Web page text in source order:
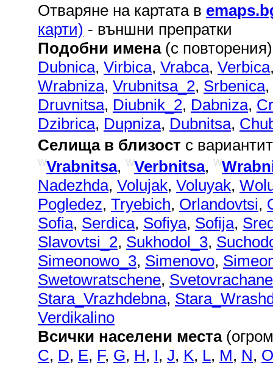
Отваряне на картата в
карти) - външни препратки
Подобни имена(с
Dubnica, Virbica, Vrabca, Verbica
Wrabniza, Vrubnitsa_2, Srbenica,
Druvnitsa, Diubnik_2, Dabniza,
Dzibrica, Dupniza, Dubnitsa,
Селища в близост с
wVrabnitsa, wVerbnitsa, w
Nadezhda, Volujak, Voluyak,
Pogledez, Tryebich, Orlandovtsi,
Sofia, Serdica, Sofiya, Sofija,
Slavovtsi_2, Sukhodol_3,
Simeonowo_3, Simenovo,
Swetowratschene, Svetovrachane
Stara_Vrazhdebna,
Verdikalino
Всички населени места
C, D, E, F, G, H, I, J, K, L, M, N, O